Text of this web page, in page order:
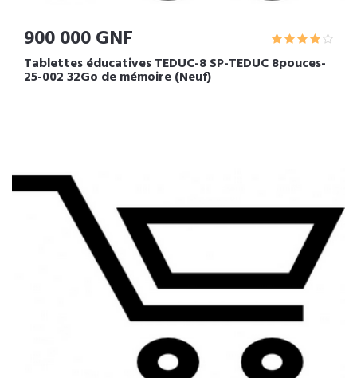
900 000 GNF
Tablettes éducatives TEDUC-8 SP-TEDUC 8pouces-
25-002 32Go de mémoire (Neuf)